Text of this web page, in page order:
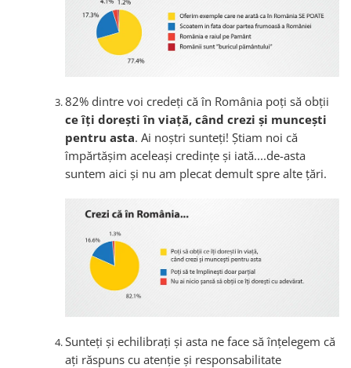
82% dintre voi credeți că în România poți să obții
ce îți dorești în viață, când crezi și muncești
pentru asta. Ai noștri sunteți! Știam noi că
împărtășim aceleași credințe și iată....de-asta
suntem aici și nu am plecat demult spre alte țări.
Sunteți și echilibrați și asta ne face să înțelegem că
ați răspuns cu atenție și responsabilitate